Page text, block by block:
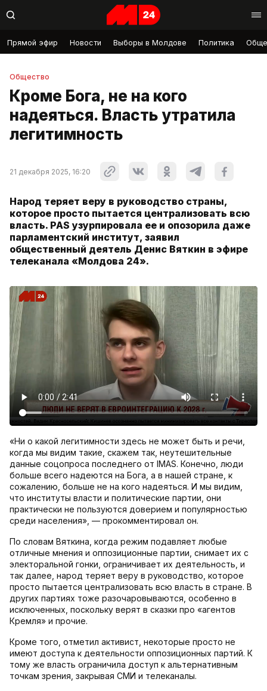
Прямой эфир Новости Выборы в Молдове Политика
Общество
Кроме Бога, не на кого
надеяться. Власть утратила
легитимность
21 декабря 2025, 16:20
Народ теряет веру в руководство страны,
которое просто пытается централизовать всю
власть. PAS узурпировала ее и опозорила даже
парламентский институт, заявил
общественный деятель Денис Вяткин в эфире
телеканала «Молдова 24».
«Ни о какой легитимности здесь не может быть и речи,
когда мы видим такие, скажем так, неутешительные
данные соцопроса последнего от IMAS. Конечно, люди
больше всего надеются на Бога, а в нашей стране, к
сожалению, больше не на кого надеяться. И мы видим,
что институты власти и политические партии, они
практически не пользуются доверием и популярностью
среди населения», — прокомментировал он.
По словам Вяткина, когда режим подавляет любые
отличные мнения и оппозиционные партии, снимает их с
электоральной гонки, ограничивает их деятельность, и
так далее, народ теряет веру в руководство, которое
просто пытается централизовать всю власть в стране. В
других партиях тоже разочаровываются, особенно в
исключенных, поскольку верят в сказки про «агентов
Кремля» и прочие.
Кроме того, отметил активист, некоторые просто не
имеют доступа к деятельности оппозиционных партий. К
тому же власть ограничила доступ к альтернативным
точкам зрения, закрывая СМИ и телеканалы.